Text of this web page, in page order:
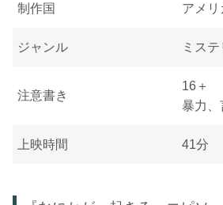
制作国 アメリ
ジャンル ミス
注意書き
16＋
暴力、
上映時間 41分